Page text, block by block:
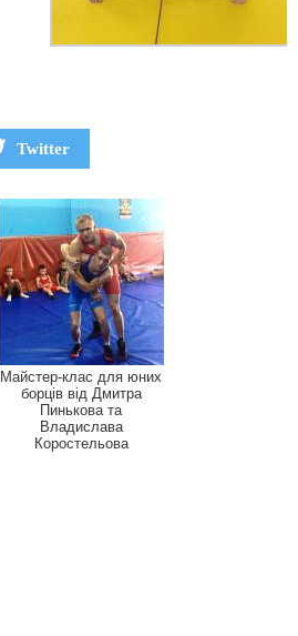
Twitter
Майстер-клас для юних
борців від Дмитра
Пинькова та
Владислава
Коростельова